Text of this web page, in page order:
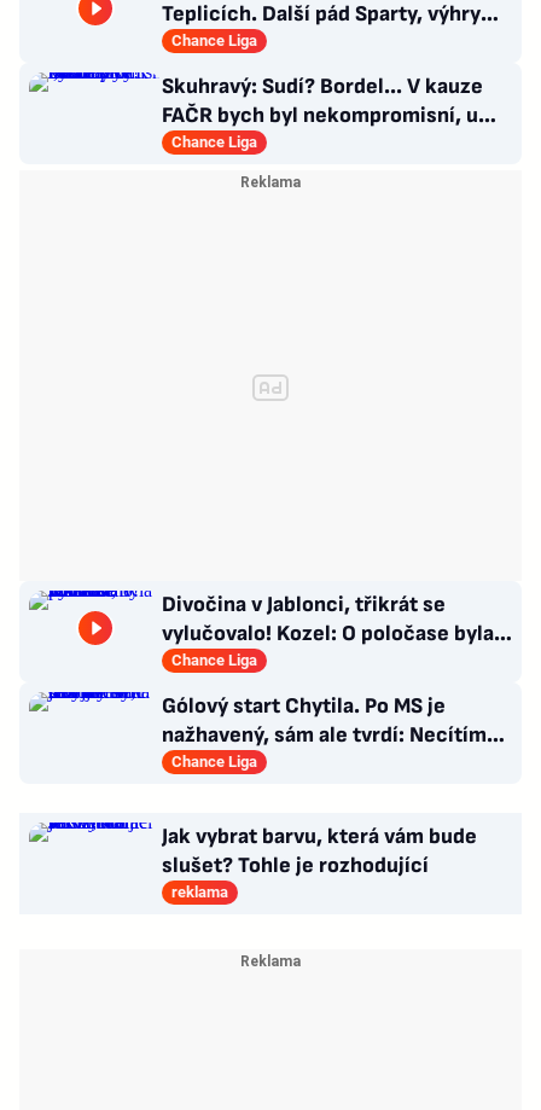
Teplicích. Další pád Sparty, výhry
Slavie i Hradce s Baníkem
Chance Liga
Skuhravý: Sudí? Bordel... V kauze
FAČR bych byl nekompromisní, u
Davida Látala taky!
Chance Liga
Divočina v Jablonci, třikrát se
vylučovalo! Kozel: O poločase byla v
kabině bouřka
Chance Liga
Gólový start Chytila. Po MS je
nažhavený, sám ale tvrdí: Necítím
se jako jednička
Chance Liga
Jak vybrat barvu, která vám bude
slušet? Tohle je rozhodující
reklama